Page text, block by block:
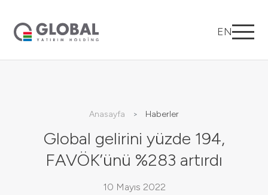
EN
Anasayfa Haberler
Global gelirini yüzde 194,
FAVÖK’ünü %283 artırdı
10 Mayıs 2022